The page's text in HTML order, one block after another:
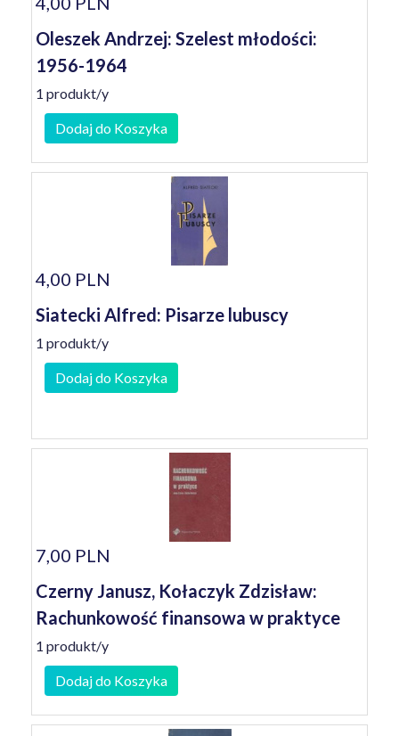
Oleszek Andrzej: Szelest młodości:
1956-1964
1 produkt/y
Dodaj do Koszyka
4,00 PLN
Siatecki Alfred: Pisarze lubuscy
1 produkt/y
Dodaj do Koszyka
7,00 PLN
Czerny Janusz, Kołaczyk Zdzisław:
Rachunkowość finansowa w praktyce
1 produkt/y
Dodaj do Koszyka